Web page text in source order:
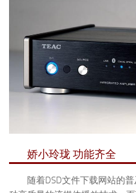
娇小玲珑 功能齐全
随着DSD文件下载网站的